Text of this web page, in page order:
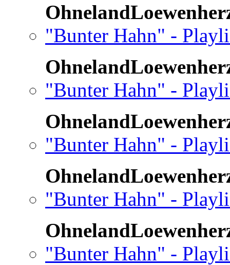
"Bunter Hahn" -
"Bunter Hahn" -
"Bunter Hahn" -
"Bunter Hahn" -
"Bunter Hahn" -